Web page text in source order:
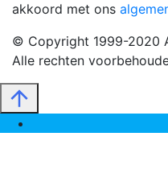
akkoord met ons
© Copyright 1999-2020
Alle rechten